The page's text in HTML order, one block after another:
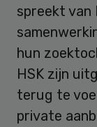
spreekt van
hun
HSK zijn
terug te
private